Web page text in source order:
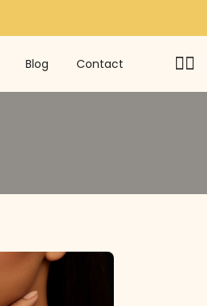
Blog Contact